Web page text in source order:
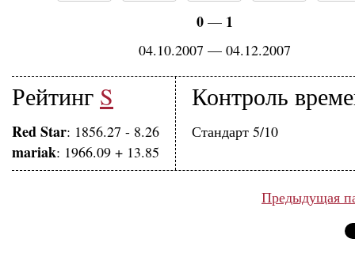
0— 1
04.10.2007 — 04.12.2007
Рейтинг S
Red Star: 1856.27 - 8.26
mariak: 1966.09 + 13.85
Контроль
Стандарт 5/10
Предыдущая